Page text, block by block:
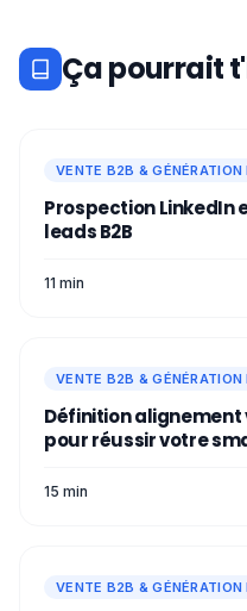
Ça pourrait
VENTE B2B & GÉNÉRATION
Prospection LinkedIn
leads B2B
11 min
VENTE B2B & GÉNÉRATION
Définition alignement
pour réussir votre
15 min
VENTE B2B & GÉNÉRATION